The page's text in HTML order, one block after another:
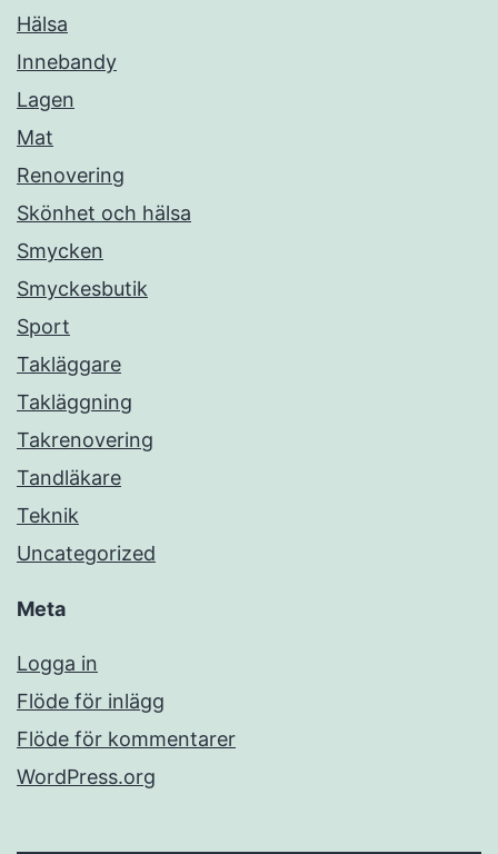
Hälsa
Innebandy
Lagen
Mat
Renovering
Skönhet och hälsa
Smycken
Smyckesbutik
Sport
Takläggare
Takläggning
Takrenovering
Tandläkare
Teknik
Uncategorized
Meta
Logga in
Flöde för inlägg
Flöde för kommentarer
WordPress.org